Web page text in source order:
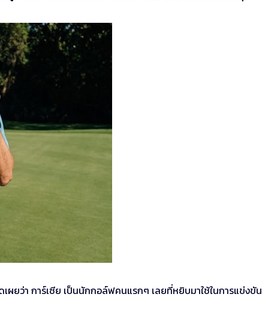
ผยว่า การ์เซีย เป็นนักกอล์ฟคนแรกๆ เลยที่หยิบมาใช้ในการแข่งขัน